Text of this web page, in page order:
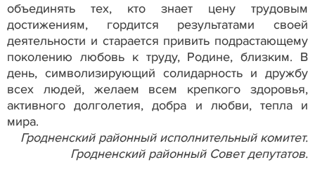
объединять тех, кто знает цену трудовым
достижениям, гордится результатами своей
деятельности и старается привить подрастающему
поколению любовь к труду, Родине, близким. В
день, символизирующий солидарность и дружбу
всех людей, желаем всем крепкого здоровья,
активного долголетия, добра и любви, тепла и
мира.
Гродненский районный исполнительный комитет.
Гродненский районный Совет депутатов.